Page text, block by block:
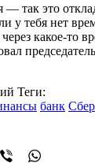
— так это
у тебя нет
какое-то
Теги:
банк Сбер